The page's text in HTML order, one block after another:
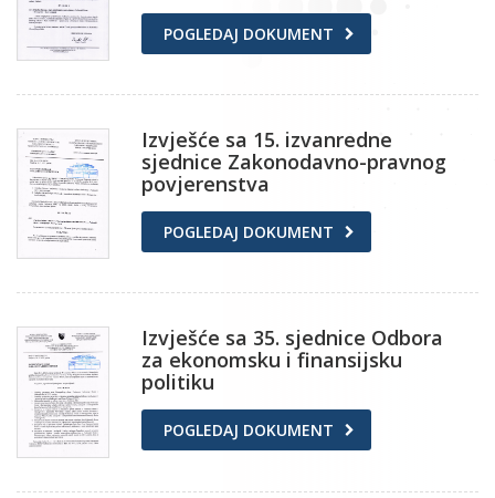
POGLEDAJ DOKUMENT
Izvješće sa 15. izvanredne
sjednice Zakonodavno-pravnog
povjerenstva
POGLEDAJ DOKUMENT
Izvješće sa 35. sjednice Odbora
za ekonomsku i finansijsku
politiku
POGLEDAJ DOKUMENT